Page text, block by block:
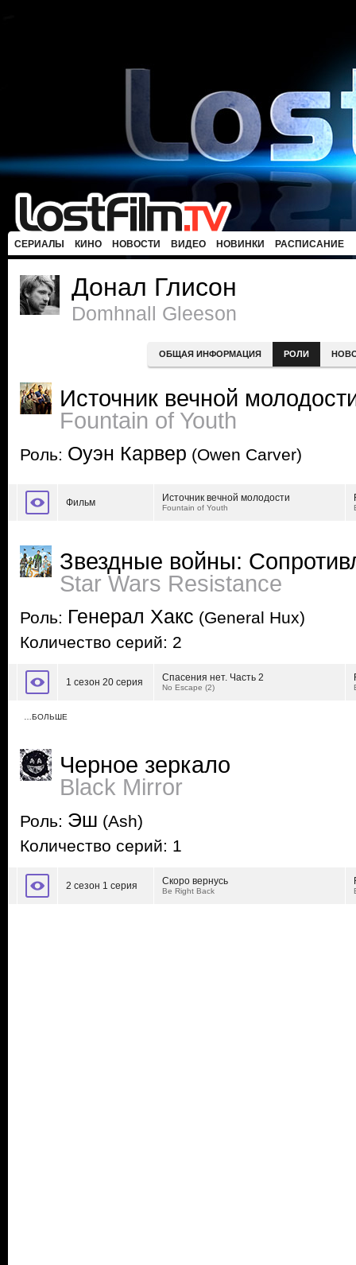
СЕРИАЛЫ КИНО НОВОСТИ ВИДЕО НОВИНКИ РАСПИСАНИЕ
Донал Глисон
Domhnall Gleeson
ОБЩАЯ ИНФОРМАЦИЯ РОЛИ
Источник вечной
Fountain of Youth
Роль: Оуэн Карвер (Owen Carver)
Фильм Источник вечной молодости
Fountain of Youth
Звездные войны:
Star Wars Resistance
Роль: Генерал Хакс (General Hux)
Количество серий: 2
1 сезон 20 серия Спасения нет. Часть 2
No Escape (2)
…БОЛЬШЕ
Черное зеркало
Black Mirror
Роль: Эш (Ash)
Количество серий: 1
2 сезон 1 серия Скоро вернусь
Be Right Back